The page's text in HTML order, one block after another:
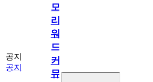
공지
공지
모
리
워
드
커
뮤